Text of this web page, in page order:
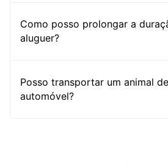
Como posso prolongar a
aluguer?
Posso transportar um animal
automóvel?